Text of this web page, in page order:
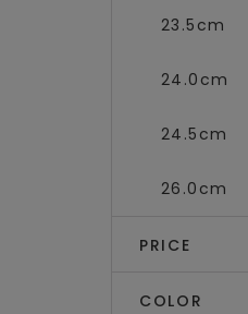
23.5cm
24.0cm
24.5cm
26.0cm
PRICE
COLOR